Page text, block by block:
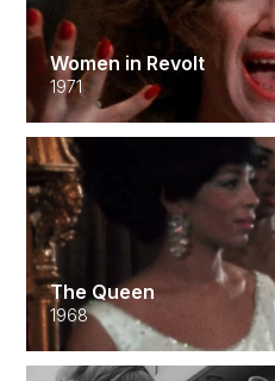
Women in Revolt
1971
The Queen
1968